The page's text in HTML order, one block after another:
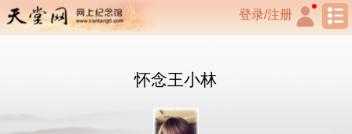
登录/注册
怀念王小林